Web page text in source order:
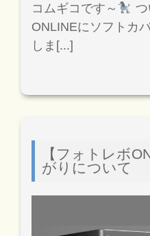
コムギコです～
ONLINEにソフトカ
しま[...]
【フォトレボ
がりについて